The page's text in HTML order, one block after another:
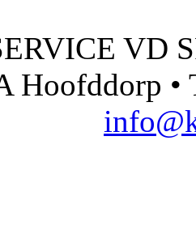
VD
Hoofddorp •